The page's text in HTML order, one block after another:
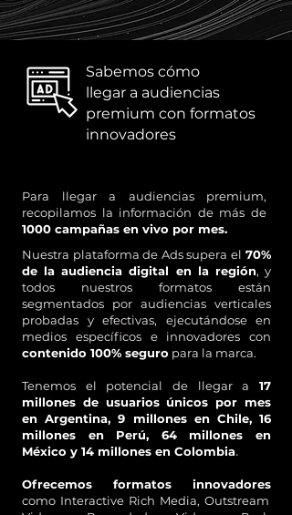
Sabemos cómo
llegar a audiencias
premium con formatos
innovadores
Para llegar a audiencias premium,
recopilamos la información de más de
1000 campañas en vivo por mes.
Nuestra plataforma de Ads supera el 70%
de la audiencia digital en la región, y
todos nuestros formatos están
segmentados por audiencias verticales
probadas y efectivas, ejecutándose en
medios específicos e innovadores con
contenido 100% seguro para la marca.
Tenemos el potencial de llegar a 17
millones de usuarios únicos por mes
en Argentina, 9 millones en Chile, 16
millones en Perú, 64 millones en
México y 14 millones en Colombia.
Ofrecemos formatos innovadores
como Interactive Rich Media, Outstream